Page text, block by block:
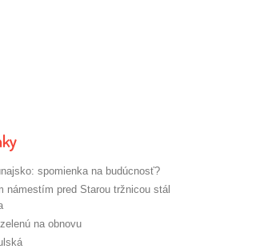
spomienka na budúcnosť?
námestím pred Starou tržnicou stál
na obnovu